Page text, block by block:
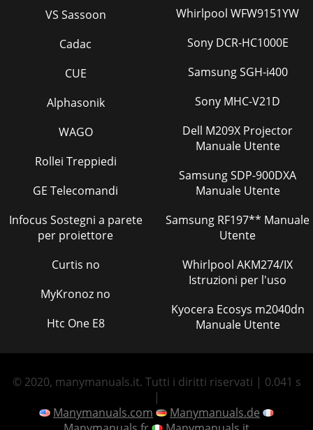
VS Sassoon
Cadac
CUE
Alphasonik
WAGO
Rollei Treppiedi
GE Telecomandi
Infocus Sostegni a parete
per proiettore
Curtis no
MyKronoz no
Htc One E8
Whirlpool WFW9151YW
Sony DCR-HC1000E
Samsung SGH-i400
Sony MHC-V21D
Dell M209X Projector
Manuale Utente
Samsung SDP-900DXA
Manuale Utente
Samsung RF197** Manuale
Utente
Whirlpool AKM274/IX
Istruzioni per l'uso
Kyocera Ecosys m2040dn
Manuale Utente
© 2020, manymanuals.it. Tutti i diritti riservati | 0.041 s
|
Manymanuals.com
Manymanuals.de